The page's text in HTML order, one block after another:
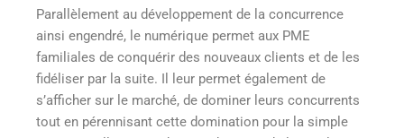
Parallèlement au développement de la concurrence
ainsi engendré, le numérique permet aux PME
familiales de conquérir des nouveaux clients et de les
fidéliser par la suite. Il leur permet également de
s’afficher sur le marché, de dominer leurs concurrents
tout en pérennisant cette domination pour la simple